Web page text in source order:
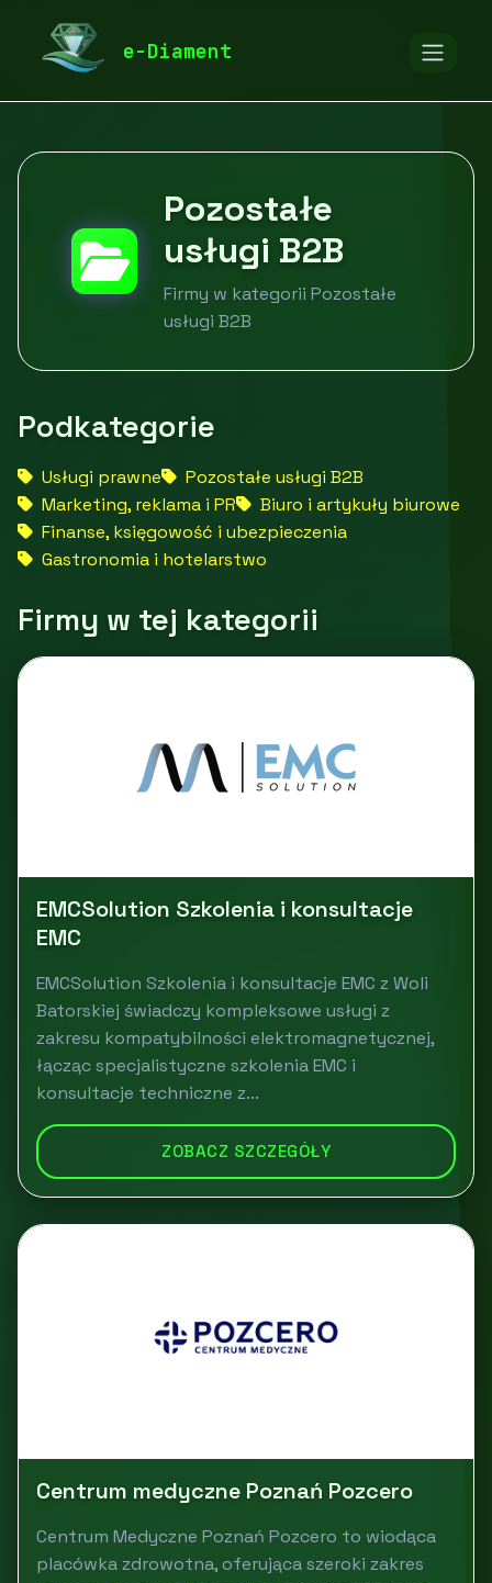
e-Diament
diamentspa.pl
Pozostałe usługi B2B
Pozostałe
usługi B2B
Firmy w kategorii Pozostałe
usługi B2B
Podkategorie
Usługi prawne
Pozostałe usługi B2B
Marketing, reklama i PR
Biuro i artykuły biurowe
Finanse, księgowość i ubezpieczenia
Gastronomia i hotelarstwo
Firmy w tej kategorii
EMCSolution Szkolenia i konsultacje
EMC
EMCSolution Szkolenia i konsultacje EMC z Woli
Batorskiej świadczy kompleksowe usługi z
zakresu kompatybilności elektromagnetycznej,
łącząc specjalistyczne szkolenia EMC i
konsultacje techniczne z...
ZOBACZ SZCZEGÓŁY
Centrum medyczne Poznań Pozcero
Centrum Medyczne Poznań Pozcero to wiodąca
placówka zdrowotna, oferująca szeroki zakres